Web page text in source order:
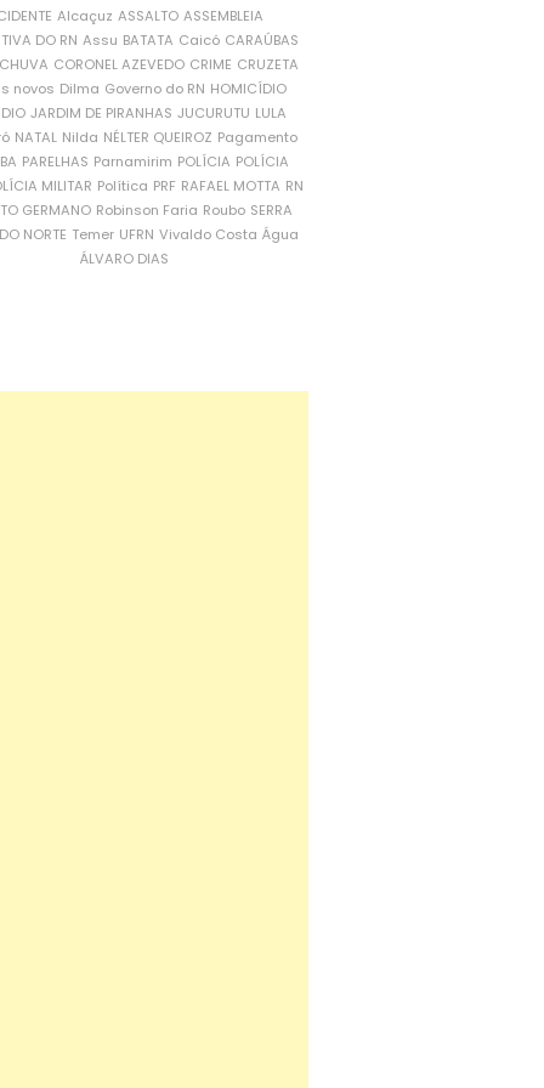
Alcaçuz ASSALTO ASSEMBLEIA
DO RN Assu BATATA Caicó CARAÚBAS
CORONEL AZEVEDO CRIME CRUZETA
novos Dilma Governo do RN HOMICÍDIO
JARDIM DE PIRANHAS JUCURUTU LULA
NATAL Nilda NÉLTER QUEIROZ Pagamento
PARELHAS Parnamirim POLÍCIA POLÍCIA
MILITAR Política PRF RAFAEL MOTTA RN
GERMANO Robinson Faria Roubo SERRA
NORTE Temer UFRN Vivaldo Costa Água
ÁLVARO DIAS